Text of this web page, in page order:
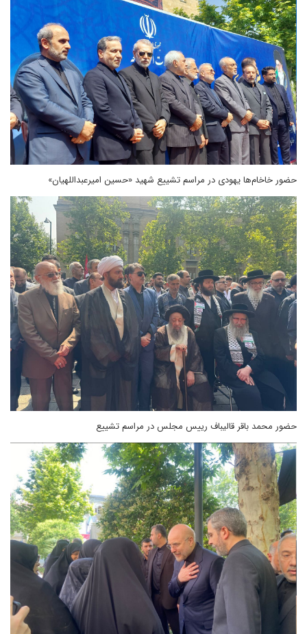
حضور خاخام‌ها یهودی در مراسم تشییع شهید «حسین امیرعبداللهیان»
حضور محمد باقر قالیباف رییس مجلس در مراسم تشییع